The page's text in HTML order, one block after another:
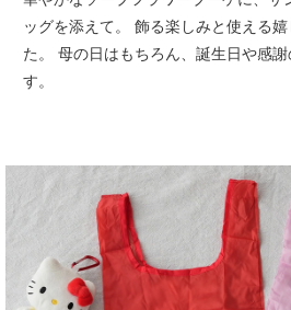
ッグを添えて。
飾る楽しみと使える
た。
母の日はもちろん、誕生日や感
す。